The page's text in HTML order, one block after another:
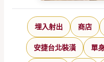
埋入射出 商店
安捷台北裝潢 單